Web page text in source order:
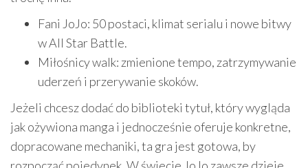
Fani JoJo: 50 postaci, klimat serialu i nowe bitwy
w All Star Battle.
Miłośnicy walk: zmienione tempo, zatrzymywanie
uderzeń i przerywanie skoków.
Jeżeli chcesz dodać do biblioteki tytuł, który wygląda
jak ożywiona manga i jednocześnie oferuje konkretne,
dopracowane mechaniki, ta gra jest gotowa, by